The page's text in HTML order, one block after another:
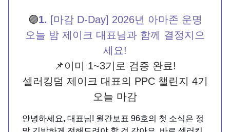
🟣1. [마감 D-Day] 2026년 아마존 운명
오늘 밤 제이크 대표님과 함께 결정지으
세요!
📌이미 1~3기로 검증 완료!
셀러킹덤 제이크 대표의 PPC 챌린지 4기
오늘 마감
안녕하세요, 대표님! 월간보표 96호의 첫 소식은 정